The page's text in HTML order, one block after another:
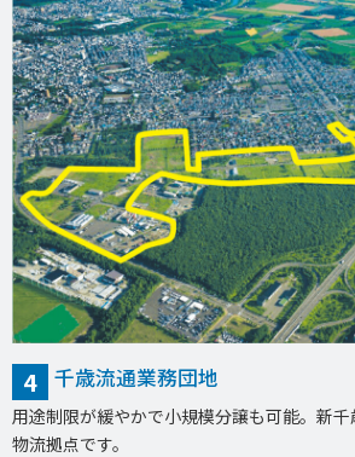
4 千歳流通業務団地
用途制限が緩やかで小規模分譲も可能。新
物流拠点です。